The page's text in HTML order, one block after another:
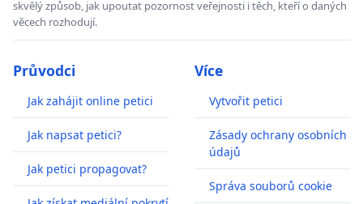
skvělý způsob, jak upoutat pozornost veřejnosti i těch, kteří o daných
věcech rozhodují.
Průvodci
Jak zahájit online petici
Jak napsat petici?
Jak petici propagovat?
Více
Vytvořit petici
Zásady ochrany osobních
údajů
Správa souborů cookie